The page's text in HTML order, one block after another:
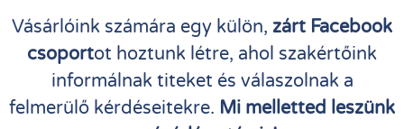
Vásárlóink számára egy külön, zárt Facebook
csoportot hoztunk létre, ahol szakértőink
informálnak titeket és válaszolnak a
felmerülő kérdéseitekre. Mi melletted leszünk